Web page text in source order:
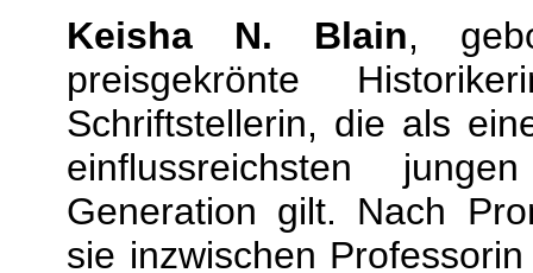
Keisha N. Blain,
preisgekrönte
Schriftstellerin, die als
einflussreichsten
Generation gilt. Nach
sie inzwischen